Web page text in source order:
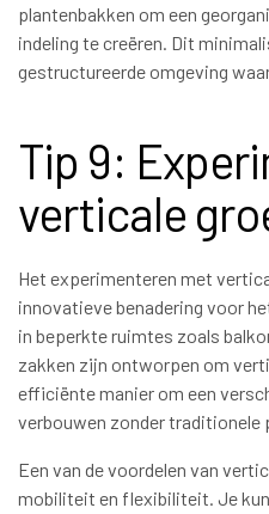
plantenbakken om een
indeling te creëren. Dit
gestructureerde omgeving
Tip 9:
verticale
Het experimenteren met
innovatieve benadering voor
in beperkte ruimtes zoals
zakken zijn ontworpen om
efficiënte manier om een
verbouwen zonder traditionele
Een van de voordelen van
mobiliteit en flexibiliteit. Je